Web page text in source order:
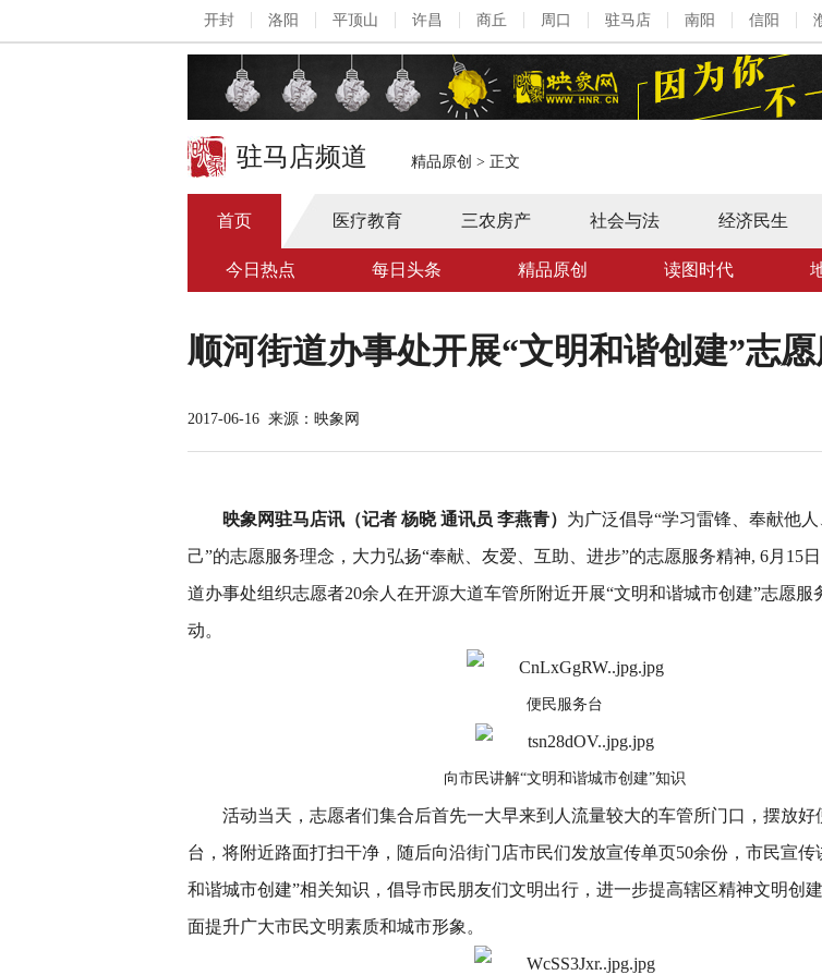
开封 洛阳 平顶山 许昌 商丘 周口 驻马店 南阳 信阳
驻马店频道 精品原创 > 正文
首页 医疗教育 三农房产 社会与法 经济民生
今日热点 每日头条 精品原创 读图时代
顺河街道办事处开展“文明和谐创建”志
2017-06-16 来源：映象网
映象网驻马店讯（记者 杨晓 通讯员 李燕青） 为广泛倡导“学习雷锋、奉献他
己”的志愿服务理念，大力弘扬“奉献、友爱、互助、进步”的志愿服务精神, 6月15
道办事处组织志愿者20余人在开源大道车管所附近开展“文明和谐城市创建”志愿服
动。
便民服务台
向市民讲解“文明和谐城市创建”知识
活动当天，志愿者们集合后首先一大早来到人流量较大的车管所门口，摆放好
台，将附近路面打扫干净，随后向沿街门店市民们发放宣传单页50余份，市民宣传
和谐城市创建”相关知识，倡导市民朋友们文明出行，进一步提高辖区精神文明创
面提升广大市民文明素质和城市形象。